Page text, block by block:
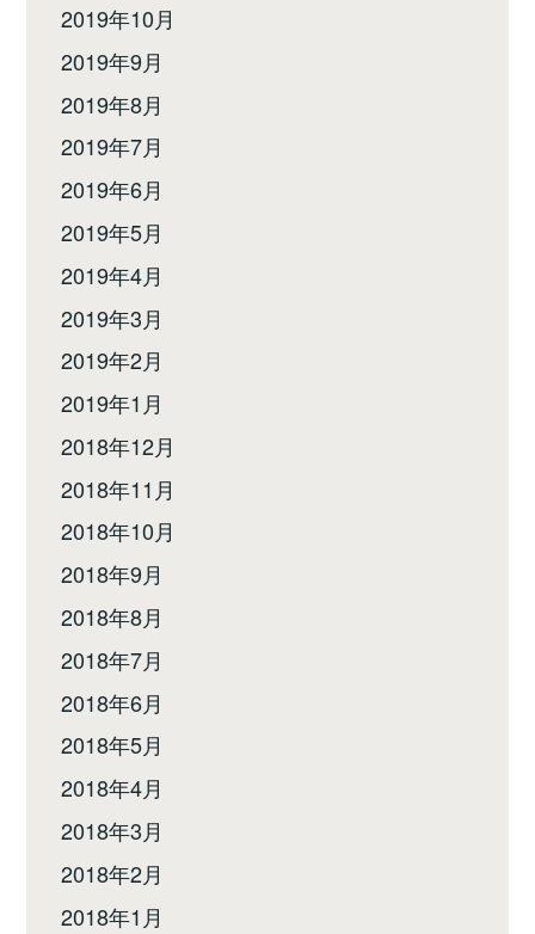
2019年10月
2019年9月
2019年8月
2019年7月
2019年6月
2019年5月
2019年4月
2019年3月
2019年2月
2019年1月
2018年12月
2018年11月
2018年10月
2018年9月
2018年8月
2018年7月
2018年6月
2018年5月
2018年4月
2018年3月
2018年2月
2018年1月